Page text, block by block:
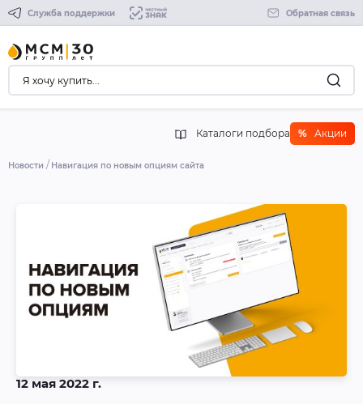
Служба поддержки Обратная связь
Каталоги подбора % Акции
Новости Навигация по новым опциям сайта
12 мая 2022 г.